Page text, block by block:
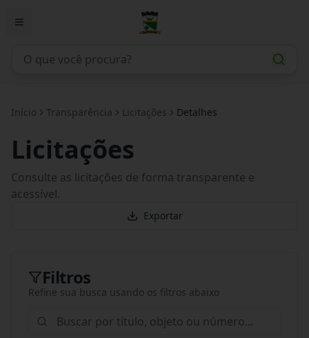
Início Transparência Licitações Detalhes
Licitações
Consulte as licitações de forma transparente e
acessível.
Exportar
Filtros
Refine sua busca usando os filtros abaixo